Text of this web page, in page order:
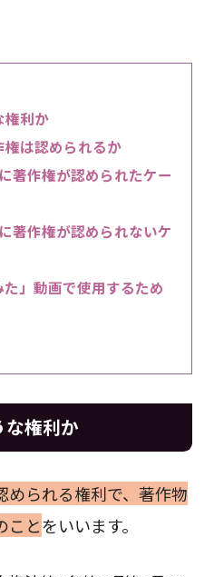
権利か
は認められるか
著作権が認められたケー
著作権が認められないケ
」動画で使用するため
な権利か
められる権利で、著作物
ことをいいます。